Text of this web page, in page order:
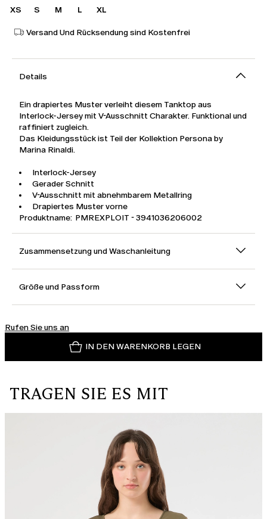
XS S M L XL
Versand Und Rücksendung sind Kostenfrei
Details
Ein drapiertes Muster verleiht diesem Tanktop aus
Interlock-Jersey mit V-Ausschnitt Charakter. Funktional und
raffiniert zugleich.
Das Kleidungsstück ist Teil der Kollektion Persona by
Marina Rinaldi.
Interlock-Jersey
Gerader Schnitt
V-Ausschnitt mit abnehmbarem Metallring
Drapiertes Muster vorne
Produktname: PMREXPLOIT - 3941036206002
Zusammensetzung und Waschanleitung
Größe und Passform
Rufen Sie uns an
IN DEN WARENKORB LEGEN
TRAGEN SIE ES MIT